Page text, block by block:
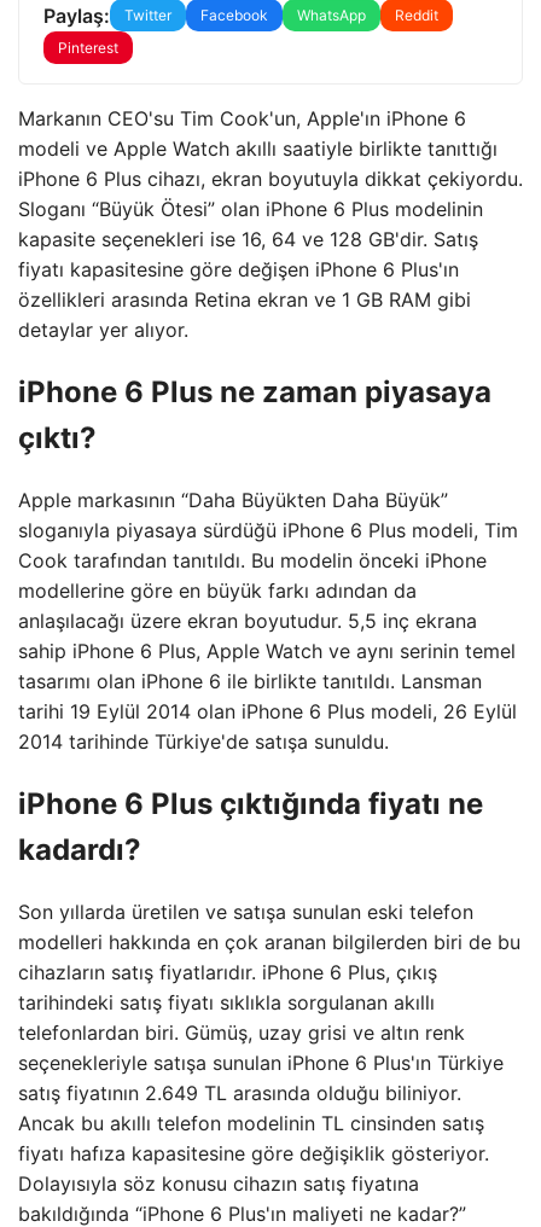
Paylaş: Twitter Facebook WhatsApp
Reddit
Pinterest
Markanın CEO'su Tim Cook'un, Apple'ın iPhone 6
modeli ve Apple Watch akıllı saatiyle birlikte tanıttığı
iPhone 6 Plus cihazı, ekran boyutuyla dikkat çekiyordu.
Sloganı “Büyük Ötesi” olan iPhone 6 Plus modelinin
kapasite seçenekleri ise 16, 64 ve 128 GB'dir. Satış
fiyatı kapasitesine göre değişen iPhone 6 Plus'ın
özellikleri arasında Retina ekran ve 1 GB RAM gibi
detaylar yer alıyor.
iPhone 6 Plus ne zaman piyasaya
çıktı?
Apple markasının “Daha Büyükten Daha Büyük”
sloganıyla piyasaya sürdüğü iPhone 6 Plus modeli, Tim
Cook tarafından tanıtıldı. Bu modelin önceki iPhone
modellerine göre en büyük farkı adından da
anlaşılacağı üzere ekran boyutudur. 5,5 inç ekrana
sahip iPhone 6 Plus, Apple Watch ve aynı serinin temel
tasarımı olan iPhone 6 ile birlikte tanıtıldı. Lansman
tarihi 19 Eylül 2014 olan iPhone 6 Plus modeli, 26 Eylül
2014 tarihinde Türkiye'de satışa sunuldu.
iPhone 6 Plus çıktığında fiyatı ne
kadardı?
Son yıllarda üretilen ve satışa sunulan eski telefon
modelleri hakkında en çok aranan bilgilerden biri de bu
cihazların satış fiyatlarıdır. iPhone 6 Plus, çıkış
tarihindeki satış fiyatı sıklıkla sorgulanan akıllı
telefonlardan biri. Gümüş, uzay grisi ve altın renk
seçenekleriyle satışa sunulan iPhone 6 Plus'ın Türkiye
satış fiyatının 2.649 TL arasında olduğu biliniyor.
Ancak bu akıllı telefon modelinin TL cinsinden satış
fiyatı hafıza kapasitesine göre değişiklik gösteriyor.
Dolayısıyla söz konusu cihazın satış fiyatına
bakıldığında “iPhone 6 Plus'ın maliyeti ne kadar?”